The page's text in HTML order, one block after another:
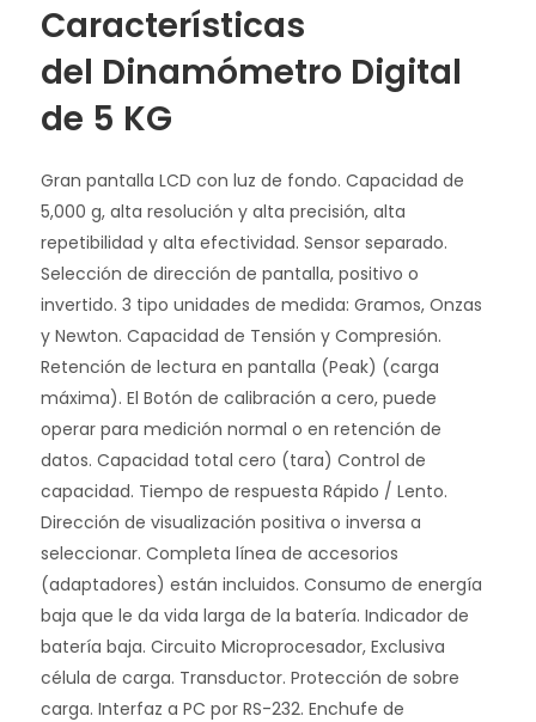
Características
del Dinamómetro Digital
de 5 KG
Gran pantalla LCD con luz de fondo. Capacidad de
5,000 g, alta resolución y alta precisión, alta
repetibilidad y alta efectividad. Sensor separado.
Selección de dirección de pantalla, positivo o
invertido. 3 tipo unidades de medida: Gramos, Onzas
y Newton. Capacidad de Tensión y Compresión.
Retención de lectura en pantalla (Peak) (carga
máxima). El Botón de calibración a cero, puede
operar para medición normal o en retención de
datos. Capacidad total cero (tara) Control de
capacidad. Tiempo de respuesta Rápido / Lento.
Dirección de visualización positiva o inversa a
seleccionar. Completa línea de accesorios
(adaptadores) están incluidos. Consumo de energía
baja que le da vida larga de la batería. Indicador de
batería baja. Circuito Microprocesador, Exclusiva
célula de carga. Transductor. Protección de sobre
carga. Interfaz a PC por RS-232. Enchufe de